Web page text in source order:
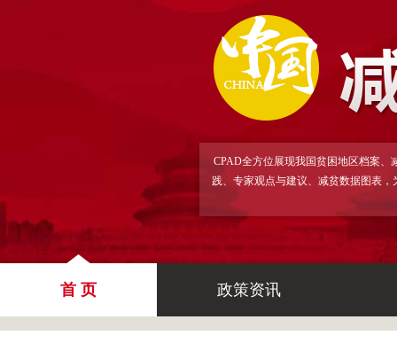
CPAD全方位展现我国贫困地区档案
践、专家观点与建议、减贫数据图表
首 页 政策资讯